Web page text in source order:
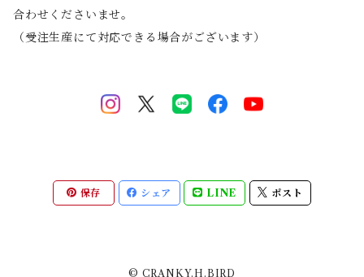
合わせくださいませ。
（受注生産にて対応できる場合がございます）
保存 シェア LINE ポスト
© CRANKY.H.BIRD